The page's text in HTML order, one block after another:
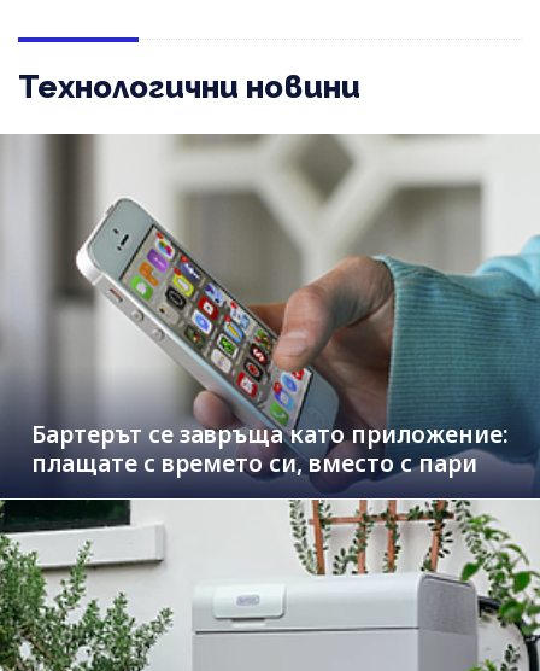
Технологични новини
Бартерът се завръща като приложение:
плащате с времето си, вместо с пари